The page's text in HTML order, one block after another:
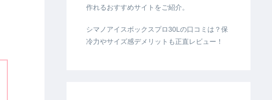
作れるおすすめサイトをご紹介。
シマノアイスボックスプロ30Lの口コミは？保
冷力やサイズ感デメリットも正直レビュー！